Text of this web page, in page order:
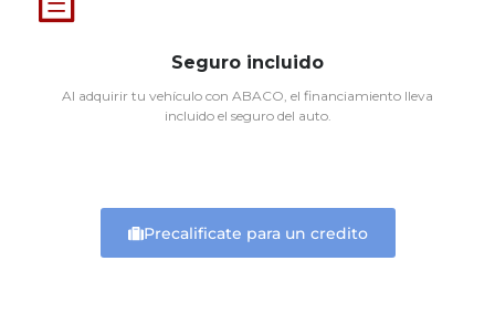
Seguro incluido
Al adquirir tu vehículo con ABACO, el financiamiento lleva
incluido el seguro del auto.
Precalificate para un credito